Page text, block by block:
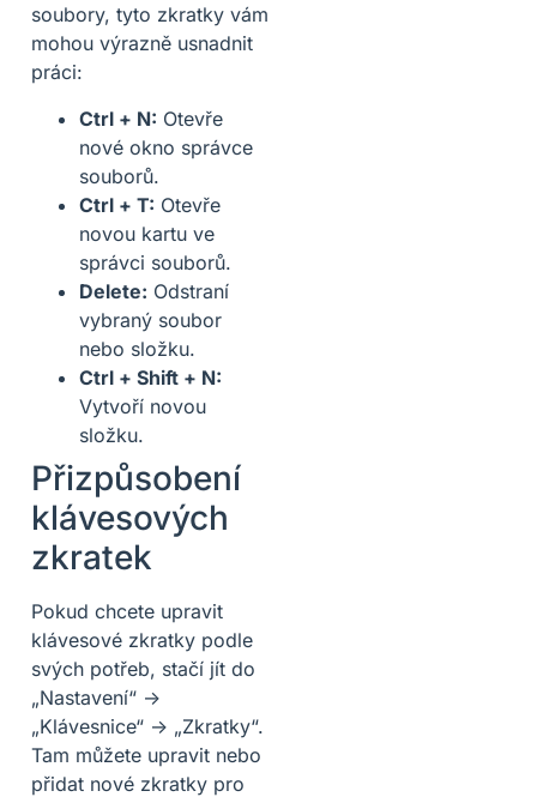
soubory, tyto zkratky vám
mohou výrazně usnadnit
práci:
Ctrl + N: Otevře
nové okno správce
souborů.
Ctrl + T: Otevře
novou kartu ve
správci souborů.
Delete: Odstraní
vybraný soubor
nebo složku.
Ctrl + Shift + N:
Vytvoří novou
složku.
Přizpůsobení
klávesových
zkratek
Pokud chcete upravit
klávesové zkratky podle
svých potřeb, stačí jít do
„Nastavení“ ->
„Klávesnice“ -> „Zkratky“.
Tam můžete upravit nebo
přidat nové zkratky pro